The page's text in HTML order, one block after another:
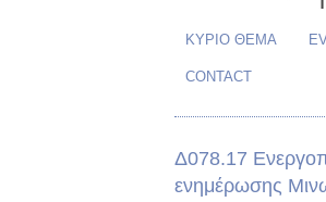
ΚΥΡΙΟ ΘΕΜΑ
CONTACT
Δ078.17
ενημέρωσης